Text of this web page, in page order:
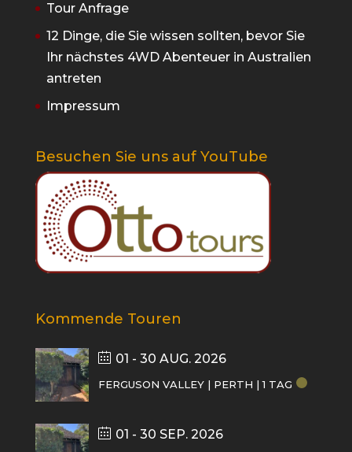
Tour Anfrage
12 Dinge, die Sie wissen sollten, bevor Sie
Ihr nächstes 4WD Abenteuer in Australien
antreten
Impressum
Besuchen Sie uns auf YouTube
Kommende Touren
01 - 30 AUG. 2026
FERGUSON VALLEY | PERTH | 1 TAG
01 - 30 SEP. 2026